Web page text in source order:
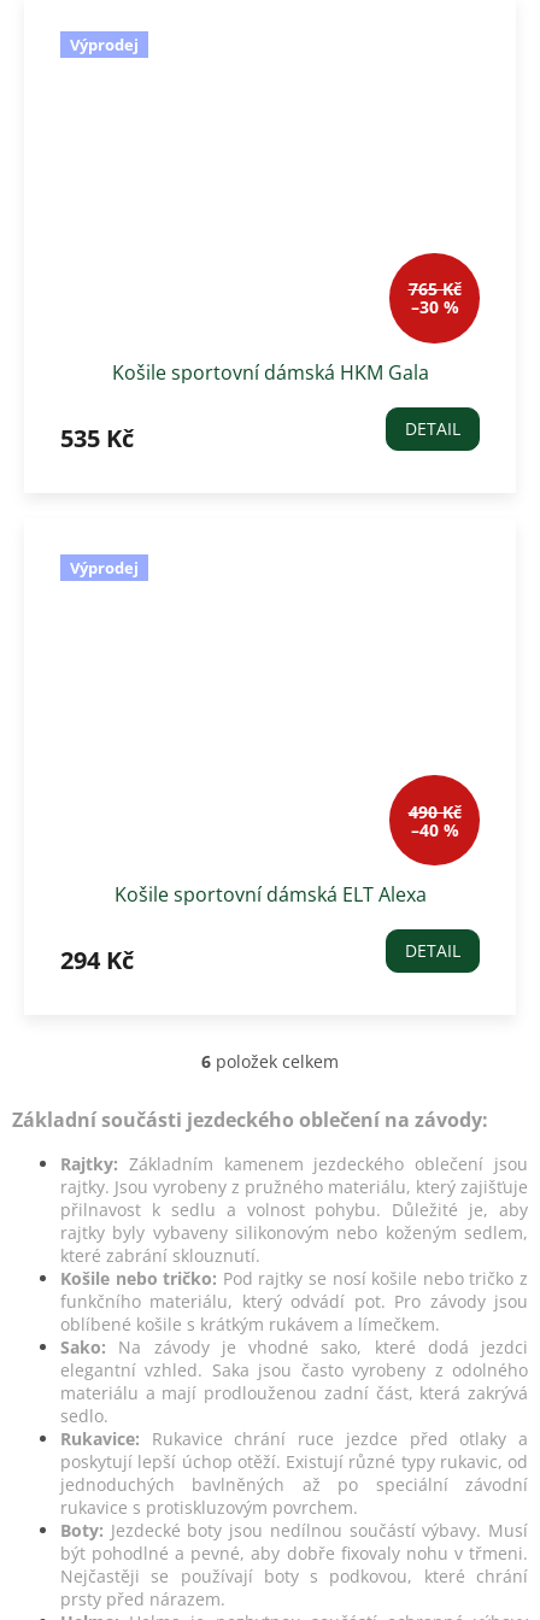
Výprodej
765 Kč
–30 %
Košile sportovní dámská HKM Gala
535 Kč DETAIL
Výprodej
490 Kč
–40 %
Košile sportovní dámská ELT Alexa
294 Kč DETAIL
O
l
d
a
c
í
r
v
k
y
v
ý
i
s
u
6 položek celkem
Základní součásti jezdeckého oblečení na závody:
Rajtky: Základním kamenem jezdeckého oblečení jsou
rajtky. Jsou vyrobeny z pružného materiálu, který zajišťuje
přilnavost k sedlu a volnost pohybu. Důležité je, aby
rajtky byly vybaveny silikonovým nebo koženým sedlem,
které zabrání sklouznutí.
Košile nebo tričko: Pod rajtky se nosí košile nebo tričko z
funkčního materiálu, který odvádí pot. Pro závody jsou
oblíbené košile s krátkým rukávem a límečkem.
Sako: Na závody je vhodné sako, které dodá jezdci
elegantní vzhled. Saka jsou často vyrobeny z odolného
materiálu a mají prodlouženou zadní část, která zakrývá
sedlo.
Rukavice: Rukavice chrání ruce jezdce před otlaky a
poskytují lepší úchop otěží. Existují různé typy rukavic, od
jednoduchých bavlněných až po speciální závodní
rukavice s protiskluzovým povrchem.
Boty: Jezdecké boty jsou nedílnou součástí výbavy. Musí
být pohodlné a pevné, aby dobře fixovaly nohu v třmeni.
Nejčastěji se používají boty s podkovou, které chrání
prsty před nárazem.